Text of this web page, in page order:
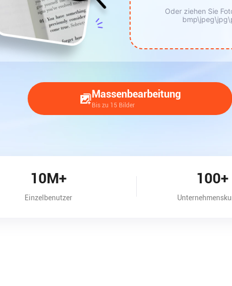
Oder ziehen Sie
Massenbearbeitung
Bis zu 15 Bilder
10M+
Einzelbenutzer
100+